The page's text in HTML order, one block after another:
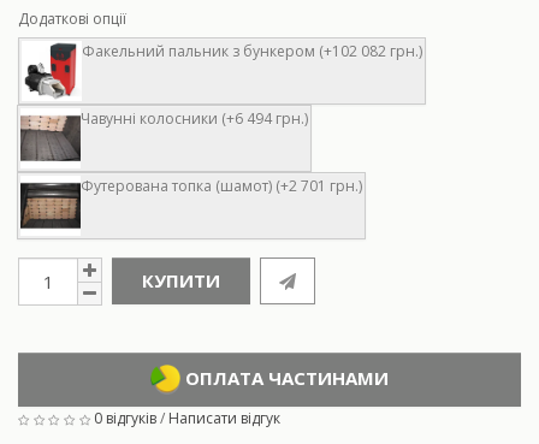
Додаткові опції
Факельний пальник з бункером (+102 082 грн.)
Чавунні колосники (+6 494 грн.)
Футерована топка (шамот) (+2 701 грн.)
КУПИТИ
ОПЛАТА ЧАСТИНАМИ
0 відгуків/ Написати відгук